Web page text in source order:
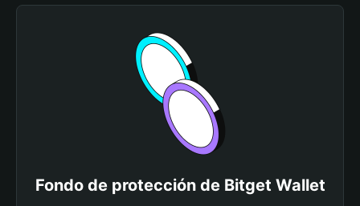
Fondo de protección de Bitget Wallet